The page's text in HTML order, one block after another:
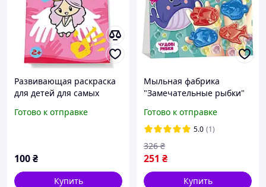
Развивающая раскраска
для детей для самых
ладошками"
Готово к отправке
100₴
Купить
Мыльная фабрика
"Замечательные рыбки"
Готово к отправке
5.0 (1)
251 ₴
326 ₴
Купить